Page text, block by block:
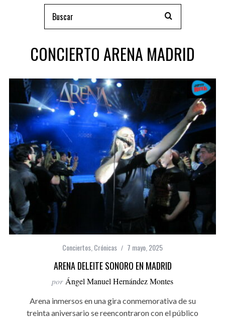
CONCIERTO ARENA MADRID
Conciertos Crónicas 7 mayo, 2025
ARENA DELEITE SONORO EN MADRID
por Ángel Manuel Hernández Montes
Arena inmersos en una gira conmemorativa de su
treinta aniversario se reencontraron con el público